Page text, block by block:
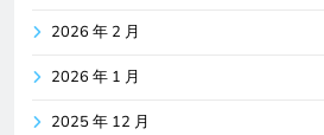
2026 年 2 月
2026 年 1 月
2025 年 12 月